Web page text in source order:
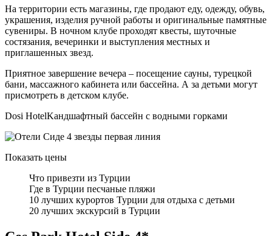
На территории есть магазины, где продают еду, одежду, обувь,
украшения, изделия ручной работы и оригинальные памятные
сувениры. В ночном клубе проходят квесты, шуточные
состязания, вечеринки и выступления местных и
приглашенных звезд.
Приятное завершение вечера – посещение сауны, турецкой
бани, массажного кабинета или бассейна. А за детьми могут
присмотреть в детском клубе.
Dosi HotelKандшафтный бассейн с водными горками
Показать цены
Что привезти из Турции
Где в Турции песчаные пляжи
10 лучших курортов Турции для отдыха с детьми
20 лучших экскурсий в Турции